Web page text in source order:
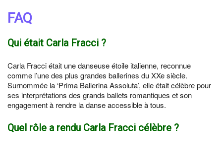
FAQ
Qui était Carla Fracci ?
Carla Fracci était une danseuse étoile italienne, reconnue
comme l’une des plus grandes ballerines du XXe siècle.
Surnommée la ‘Prima Ballerina Assoluta’, elle était célèbre pour
ses interprétations des grands ballets romantiques et son
engagement à rendre la danse accessible à tous.
Quel rôle a rendu Carla Fracci célèbre ?